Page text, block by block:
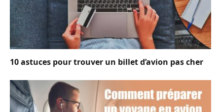
10 astuces pour trouver un billet d’avion pas cher